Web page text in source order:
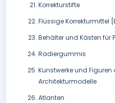
Korrekturstifte
Flüssige Korrekturmittel
Behälter und Kästen für
Radiergummis
Kunstwerke und Figuren
Architekturmodelle
Atlanten